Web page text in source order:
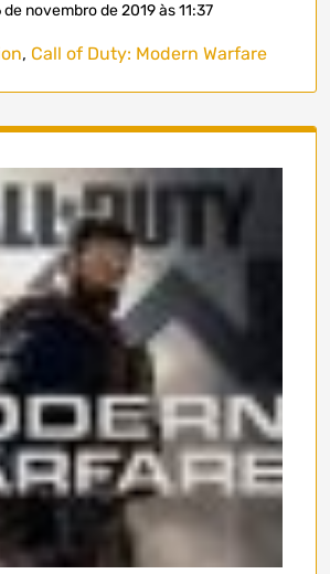
de novembro de 2019 às 11:37
, Call of Duty: Modern Warfare